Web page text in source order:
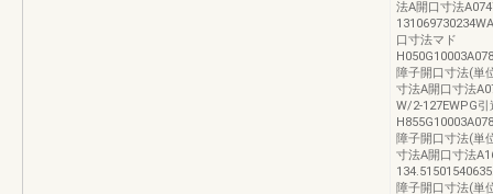
法A開口寸法
口寸法マド
障子開口寸法(単
寸法A開口寸法
W/2-127EWPG
障子開口寸法(単
寸法A開口寸法
障子開口寸法(単